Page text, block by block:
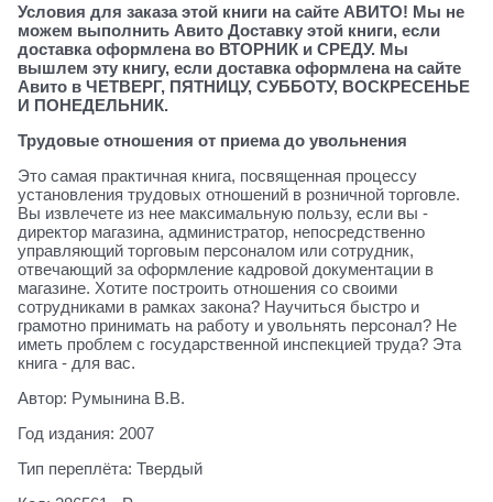
Условия для заказа этой книги на сайте АВИТО! Мы не
можем выполнить Авито Доставку этой книги, если
доставка оформлена во ВТОРНИК и СРЕДУ. Мы
вышлем эту книгу, если доставка оформлена на сайте
Авито в ЧЕТВЕРГ, ПЯТНИЦУ, СУББОТУ, ВОСКРЕСЕНЬЕ
И ПОНЕДЕЛЬНИК.
Трудовые отношения от приема до увольнения
Это самая практичная книга, посвященная процессу
установления трудовых отношений в розничной торговле.
Вы извлечете из нее максимальную пользу, если вы -
директор магазина, администратор, непосредственно
управляющий торговым персоналом или сотрудник,
отвечающий за оформление кадровой документации в
магазине. Хотите построить отношения со своими
сотрудниками в рамках закона? Научиться быстро и
грамотно принимать на работу и увольнять персонал? Не
иметь проблем с государственной инспекцией труда? Эта
книга - для вас.
Автор: Румынина В.В.
Год издания: 2007
Тип переплёта: Твердый